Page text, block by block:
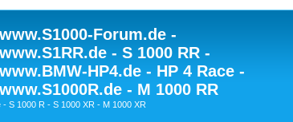
www.S1000-Forum.de -
www.S1RR.de - S 1000 RR -
www.BMW-HP4.de - HP 4 Race -
www.S1000R.de - M 1000 RR
S 1000 R - S 1000 XR - M 1000 XR